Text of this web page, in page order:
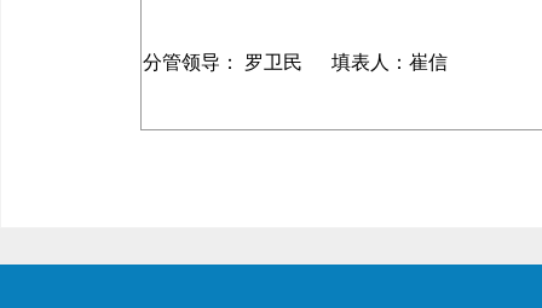
分管领导： 罗卫民 填表人：崔信